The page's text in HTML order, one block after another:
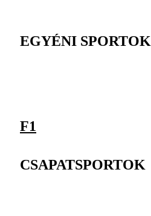
EGYÉNI SPORTOK
F1
CSAPATSPORTOK